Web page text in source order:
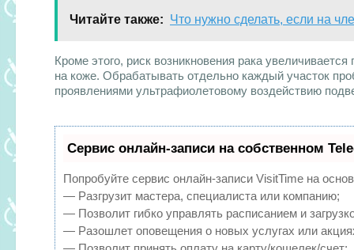
Читайте также: Что нужно сделать, если на
Кроме этого, риск возникновения рака
на коже. Обрабатывать отдельно каждый участок
проявлениями ультрафиолетовому воздействию
Сервис онлайн-записи на собственном
Попробуйте сервис онлайн-записи VisitTime на
— Разгрузит мастера, специалиста или компанию;
— Позволит гибко управлять расписанием и
— Разошлет оповещения о новых услугах или